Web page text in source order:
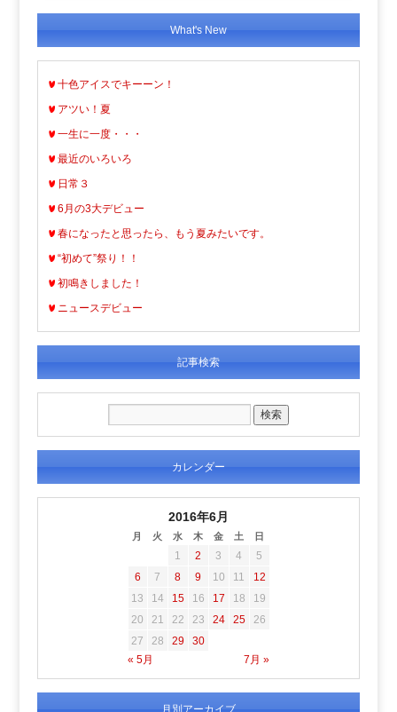
What's New
十色アイスでキーーン！
アツい！夏
一生に一度・・・
最近のいろいろ
日常３
6月の3大デビュー
春になったと思ったら、もう夏みたいです。
“初めて”祭り！！
初鳴きしました！
ニュースデビュー
記事検索
カレンダー
2016年6月
月 火 水 木 金 土 日
« 5月 7月 »
1 2 3 4
5
6
7 8 9 10 11
12
13
14 15 16 17 18
19
20
21 22 23 24 25
26
27
28 29 30
月別アーカイブ